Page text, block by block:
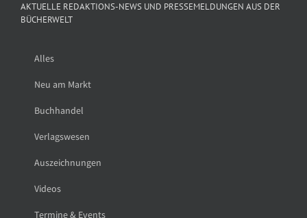
AKTUELLE REDAKTIONS-NEWS UND PRESSEMELDUNGEN AUS DER
BÜCHERWELT
Alles
Neu am Markt
Buchhandel
Verlagswesen
Auszeichnungen
Videos
Termine & Events